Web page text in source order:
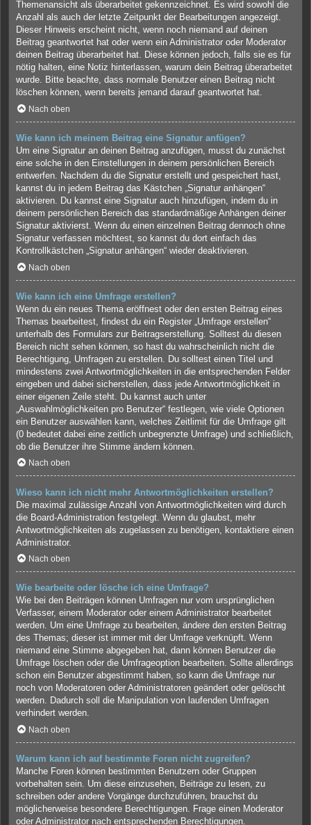
Themenansicht als überarbeitet gekennzeichnet. Es wird sowohl die
Anzahl als auch der letzte Zeitpunkt der Bearbeitungen angezeigt.
Dieser Hinweis erscheint nicht, wenn noch niemand auf deinen
Beitrag geantwortet hat oder wenn ein Administrator oder Moderator
deinen Beitrag überarbeitet hat. Diese können jedoch, falls sie es für
nötig halten, eine Notiz hinterlassen, warum dein Beitrag überarbeitet
wurde. Bitte beachte, dass normale Benutzer einen Beitrag nicht
löschen können, wenn bereits jemand darauf geantwortet hat.
Nach oben
Wie kann ich meinem Beitrag eine Signatur anfügen?
Um eine Signatur an deinen Beitrag anzufügen, musst du zunächst
eine solche in den Einstellungen in deinem persönlichen Bereich
entwerfen. Nachdem du die Signatur erstellt und gespeichert hast,
kannst du in jedem Beitrag das Kästchen „Signatur anhängen“
aktivieren. Du kannst eine Signatur auch hinzufügen, indem du in
deinem persönlichen Bereich das standardmäßige Anhängen deiner
Signatur aktivierst. Wenn du einen einzelnen Beitrag dennoch ohne
Signatur verfassen möchtest, so kannst du dort einfach das
Kontrollkästchen „Signatur anhängen“ wieder deaktivieren.
Nach oben
Wie kann ich eine Umfrage erstellen?
Wenn du ein neues Thema eröffnest oder den ersten Beitrag eines
Themas bearbeitest, findest du ein Register „Umfrage erstellen“
unterhalb des Formulars zur Beitragserstellung. Solltest du diesen
Bereich nicht sehen können, so hast du wahrscheinlich nicht die
Berechtigung, Umfragen zu erstellen. Du solltest einen Titel und
mindestens zwei Antwortmöglichkeiten in die entsprechenden Felder
eingeben und dabei sicherstellen, dass jede Antwortmöglichkeit in
einer eigenen Zeile steht. Du kannst auch unter
„Auswahlmöglichkeiten pro Benutzer“ festlegen, wie viele Optionen
ein Benutzer auswählen kann, welches Zeitlimit für die Umfrage gilt
(0 bedeutet dabei eine zeitlich unbegrenzte Umfrage) und schließlich,
ob die Benutzer ihre Stimme ändern können.
Nach oben
Wieso kann ich nicht mehr Antwortmöglichkeiten erstellen?
Die maximal zulässige Anzahl von Antwortmöglichkeiten wird durch
die Board-Administration festgelegt. Wenn du glaubst, mehr
Antwortmöglichkeiten als zugelassen zu benötigen, kontaktiere einen
Administrator.
Nach oben
Wie bearbeite oder lösche ich eine Umfrage?
Wie bei den Beiträgen können Umfragen nur vom ursprünglichen
Verfasser, einem Moderator oder einem Administrator bearbeitet
werden. Um eine Umfrage zu bearbeiten, ändere den ersten Beitrag
des Themas; dieser ist immer mit der Umfrage verknüpft. Wenn
niemand eine Stimme abgegeben hat, dann können Benutzer die
Umfrage löschen oder die Umfrageoption bearbeiten. Sollte allerdings
schon ein Benutzer abgestimmt haben, so kann die Umfrage nur
noch von Moderatoren oder Administratoren geändert oder gelöscht
werden. Dadurch soll die Manipulation von laufenden Umfragen
verhindert werden.
Nach oben
Warum kann ich auf bestimmte Foren nicht zugreifen?
Manche Foren können bestimmten Benutzern oder Gruppen
vorbehalten sein. Um diese einzusehen, Beiträge zu lesen, zu
schreiben oder andere Vorgänge durchzuführen, brauchst du
möglicherweise besondere Berechtigungen. Frage einen Moderator
oder Administrator nach entsprechenden Berechtigungen.